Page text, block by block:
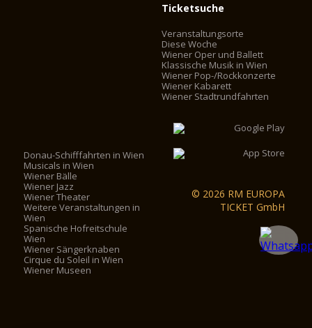
Ticketsuche
Veranstaltungsorte
Diese Woche
Wiener Oper und Ballett
Klassische Musik in Wien
Wiener Pop-/Rockkonzerte
Wiener Kabarett
Wiener Stadtrundfahrten
Donau-Schifffahrten in Wien
Musicals in Wien
Wiener Bälle
Wiener Jazz
Wiener Theater
Weitere Veranstaltungen in
Wien
Spanische Hofreitschule
Wien
Wiener Sängerknaben
Cirque du Soleil in Wien
Wiener Museen
© 2026 RM EUROPA
TICKET GmbH